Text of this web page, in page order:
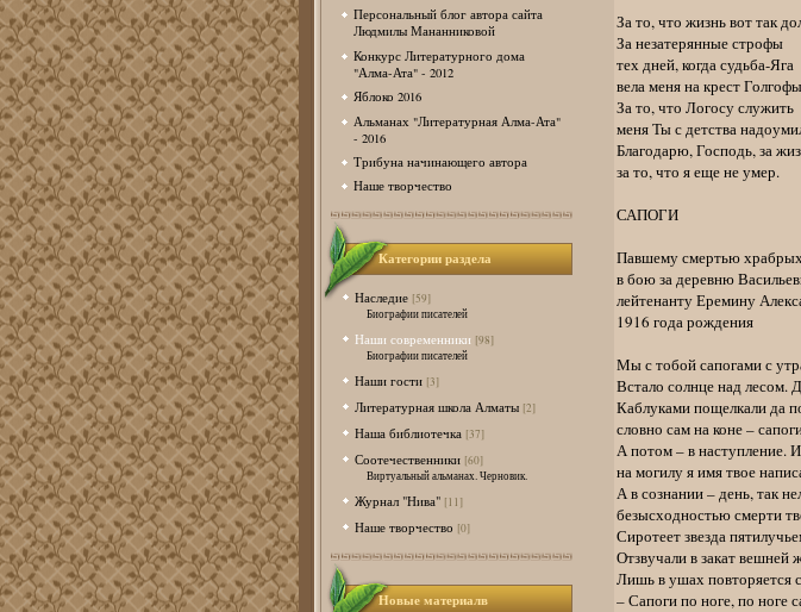
Персональный блог автора сайта
Людмилы Мананниковой
Конкурс Литературного дома
"Алма-Ата" - 2012
Яблоко 2016
Альманах "Литературная Алма-Ата"
- 2016
Трибуна начинающего автора
Наше творчество
Категории раздела
Наследие [59]
Биографии писателей
Наши современники [98]
Биографии писателей
Наши гости [3]
Литературная школа Алматы [2]
Наша библиотечка [37]
Соотечественники [60]
Виртуальный альманах. Черновик.
Журнал "Нива" [11]
Наше творчество [0]
Новые материалв
За то, что жизнь вот так
За незатерянные строфы
тех дней, когда судьба-Яга
вела меня на крест
За то, что Логосу служить
меня Ты с детства
Благодарю, Господь, за
за то, что я еще не умер.
САПОГИ
Павшему смертью
в бою за деревню
лейтенанту Еремину
1916 года рождения
Мы с тобой сапогами с
Встало солнце над лесом.
Каблуками пощелкали да
словно сам на коне –
А потом – в наступление.
на могилу я имя твое
А в сознании – день, так
безысходностью смерти
Сиротеет звезда
Отзвучали в закат вешней
Лишь в ушах повторяется
– Сапоги по ноге, по ноге